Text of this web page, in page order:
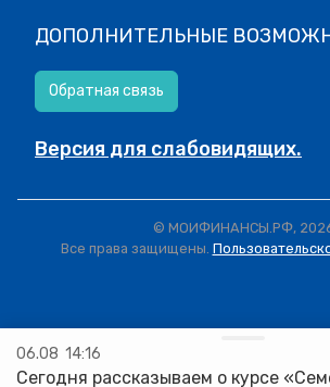
ДОПОЛНИТЕЛЬНЫЕ
Обратная связь
Версия для слабовидящих.
© МОИФИНАНСЫ.РФ,
Все права защищены.
06.08 14:16
Сегодня рассказываем о курсе